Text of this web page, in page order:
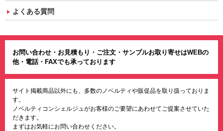
よくある質問
お問い合わせ・お見積もり・ご注文・サンプルお取り寄せはWEBの
他・電話・FAXでも承っております
サイト掲載商品以外にも、多数のノベルティや販促品を取り扱っておりま
す。
ノベルティコンシェルジュがお客様のご要望にあわせてご提案させていた
だきます。
まずはお気軽にお問い合わせください。